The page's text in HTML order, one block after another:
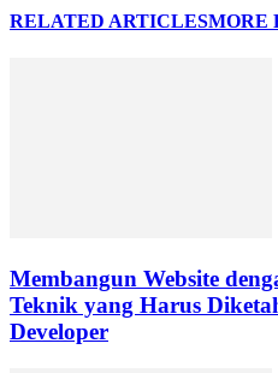
RELATED ARTICLESMORE
Membangun Website
Teknik yang Harus
Developer